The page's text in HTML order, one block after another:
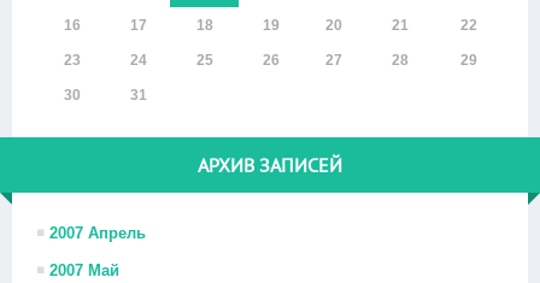
16 17 18 19 20 21 22
23 24 25 26 27 28 29
30 31
АРХИВ ЗАПИСЕЙ
2007 Апрель
2007 Май